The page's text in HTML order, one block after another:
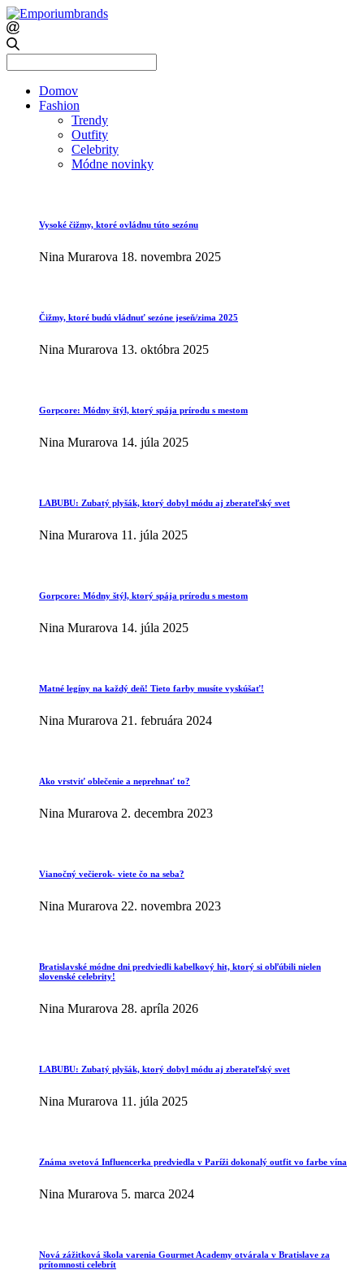
for:
Domov
Fashion
Trendy
Outfity
Celebrity
Módne novinky
Vysoké čižmy, ktoré ovládnu túto sezónu
Nina Murarova 18. novembra 2025
Čižmy, ktoré budú vládnuť sezóne jeseň/zima 2025
Nina Murarova 13. októbra 2025
Gorpcore: Módny štýl, ktorý spája prírodu s mestom
Nina Murarova 14. júla 2025
LABUBU: Zubatý plyšák, ktorý dobyl módu aj zberateľský svet
Nina Murarova 11. júla 2025
Gorpcore: Módny štýl, ktorý spája prírodu s mestom
Nina Murarova 14. júla 2025
Matné legíny na každý deň! Tieto farby musíte vyskúšať!
Nina Murarova 21. februára 2024
Ako vrstviť oblečenie a neprehnať to?
Nina Murarova 2. decembra 2023
Vianočný večierok- viete čo na seba?
Nina Murarova 22. novembra 2023
Bratislavské módne dni predviedli kabelkový hit, ktorý si obľúbili nielen
slovenské celebrity!
Nina Murarova 28. apríla 2026
LABUBU: Zubatý plyšák, ktorý dobyl módu aj zberateľský svet
Nina Murarova 11. júla 2025
Známa svetová Influencerka predviedla v Paríži dokonalý outfit vo farbe vína
Nina Murarova 5. marca 2024
Nová zážitková škola varenia Gourmet Academy otvárala v Bratislave za
prítomnosti celebrít